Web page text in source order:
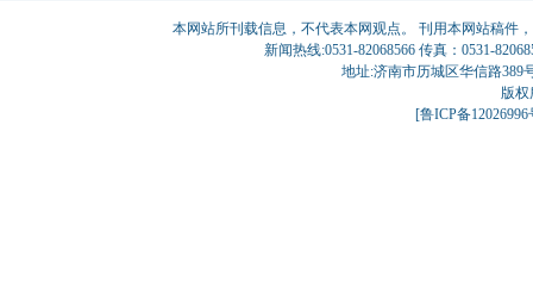
本网站所刊载信息，不代表本网观点。 刊用本网站稿件
新闻热线:0531-82068566 传真：0531-
地址:济南市历城区华信路389
版
[鲁ICP备12026996